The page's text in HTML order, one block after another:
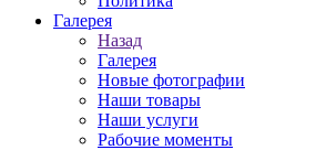
Галерея
Назад
Галерея
Новые фотографии
Наши товары
Наши услуги
Рабочие моменты